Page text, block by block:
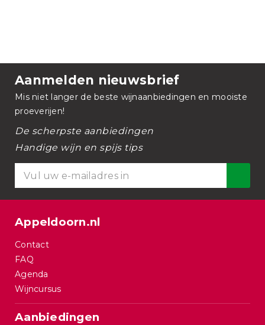
Aanmelden nieuwsbrief
Mis niet langer de beste wijnaanbiedingen en mooiste
proeverijen!
De scherpste aanbiedingen
Handige wijn en spijs tips
Appeldoorn.nl
Contact
FAQ
Agenda
Wijncursus
Aanbiedingen